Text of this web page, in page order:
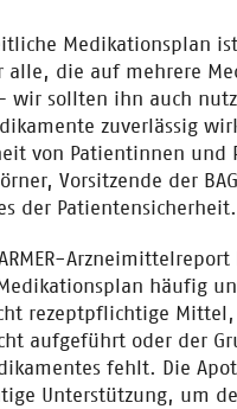
Medikationsplan
alle, die auf mehrere
wir sollten ihn auch
zuverlässig
von Patientinnen und
Vorsitzende der
der Patientensicherheit.
Arzneimittelreport
häufig
rezeptpflichtige
aufgeführt oder der
fehlt. Die
Unterstützung, um